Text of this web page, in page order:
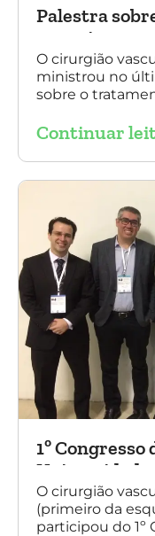
Palestra
aneurismas
multilayer,
O cirurgião
ministrou no
sobre o
foto, Dr. Daniel
Angiologia e
do Sul.
Continuar
1º
Universidade
O cirurgião
(primeiro da
participou do 1º